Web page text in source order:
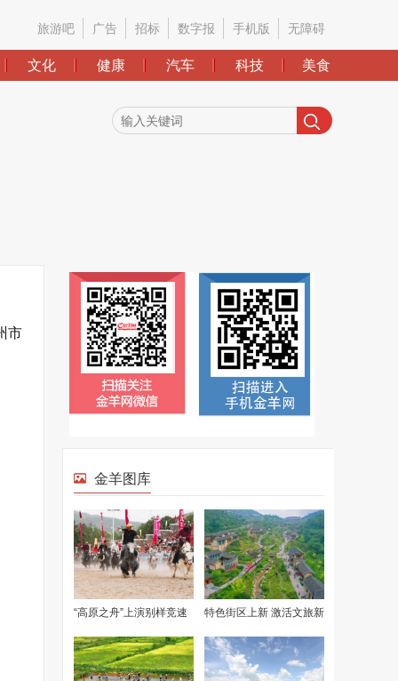
旅游吧 广告 招标 数字报 手机版 无障碍
文化 健康 汽车 科技 美食
市